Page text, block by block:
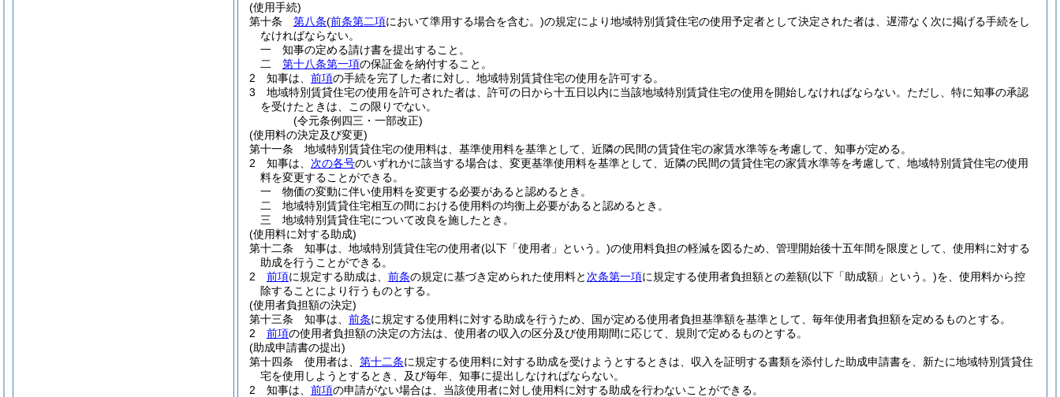
(使用手続)
第十条
第八条(前条第二項において準用する場合を含む。)の規定により地域特別賃貸住宅の使用予定者として決定された者は、遅滞なく次に掲げる手続をし
なければならない。
一
知事の定める請け書を提出すること。
二
第十八条第一項の保証金を納付すること。
2
知事は、 前項の手続を完了した者に対し、地域特別賃貸住宅の使用を許可する。
3
地域特別賃貸住宅の使用を許可された者は、許可の日から十五日以内に当該地域特別賃貸住宅の使用を開始しなければならない。 ただし、特に知事の承認
を受けたときは、この限りでない。
(令元条例四三・一部改正)
(使用料の決定及び変更)
第十一条
地域特別賃貸住宅の使用料は、基準使用料を基準として、近隣の民間の賃貸住宅の家賃水準等を考慮して、知事が定める。
2
知事は、 次の各号のいずれかに該当する場合は、変更基準使用料を基準として、近隣の民間の賃貸住宅の家賃水準等を考慮して、地域特別賃貸住宅の使用
料を変更することができる。
一
物価の変動に伴い使用料を変更する必要があると認めるとき。
二
地域特別賃貸住宅相互の間における使用料の均衡上必要があると認めるとき。
三
地域特別賃貸住宅について改良を施したとき。
(使用料に対する助成)
第十二条
知事は、地域特別賃貸住宅の使用者(以下「使用者」という。)の使用料負担の軽減を図るため、管理開始後十五年間を限度として、使用料に対する
助成を行うことができる。
2
前項に規定する助成は、 前条の規定に基づき定められた使用料と 次条第一項に規定する使用者負担額との差額(以下「助成額」という。)を、使用料から控
除することにより行うものとする。
(使用者負担額の決定)
第十三条
知事は、 前条に規定する使用料に対する助成を行うため、国が定める使用者負担基準額を基準として、毎年使用者負担額を定めるものとする。
2
前項の使用者負担額の決定の方法は、使用者の収入の区分及び使用期間に応じて、規則で定めるものとする。
(助成申請書の提出)
第十四条
使用者は、 第十二条に規定する使用料に対する助成を受けようとするときは、収入を証明する書類を添付した助成申請書を、新たに地域特別賃貸住
宅を使用しようとするとき、及び毎年、知事に提出しなければならない。
2
知事は、 前項の申請がない場合は、当該使用者に対し使用料に対する助成を行わないことができる。